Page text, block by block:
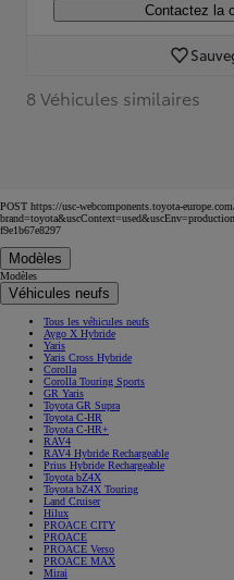
Contactez la
8 Véhicules similaires
POST https://usc-webcomponents.toyota-
f9e1b67e8297
Modèles
Modèles
Véhicules neufs
Tous les véhicules neufs
Aygo X Hybride
Yaris
Yaris Cross Hybride
Corolla
Corolla Touring Sports
GR Yaris
Toyota GR Supra
Toyota C-HR
Toyota C-HR+
RAV4
RAV4 Hybride Rechargeable
Prius Hybride Rechargeable
Toyota bZ4X
Toyota bZ4X Touring
Land Cruiser
Hilux
PROACE CITY
PROACE
PROACE Verso
PROACE MAX
Mirai